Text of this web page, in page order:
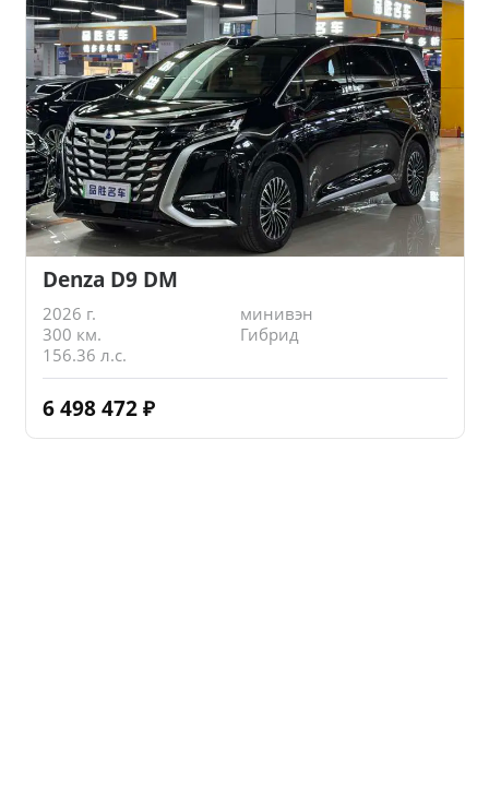
Denza D9 DM
2026 г.
минивэн
300 км.
Гибрид
156.36 л.с.
6 498 472 ₽